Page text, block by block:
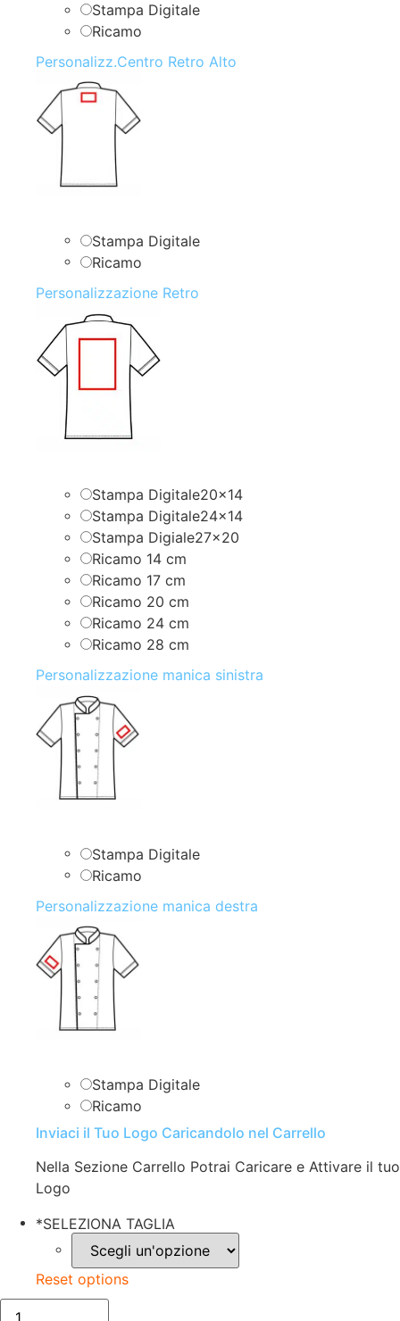
Stampa Digitale
Ricamo
Personalizz.Centro Retro Alto
Stampa Digitale
Ricamo
Personalizzazione Retro
Stampa Digitale20x14
Stampa Digitale24x14
Stampa Digiale27x20
Ricamo 14 cm
Ricamo 17 cm
Ricamo 20 cm
Ricamo 24 cm
Ricamo 28 cm
Personalizzazione manica sinistra
Stampa Digitale
Ricamo
Personalizzazione manica destra
Stampa Digitale
Ricamo
Inviaci il Tuo Logo Caricandolo nel Carrello
Nella Sezione Carrello Potrai Caricare e Attivare il tuo
Logo
*SELEZIONA TAGLIA
Reset options
GIACCA